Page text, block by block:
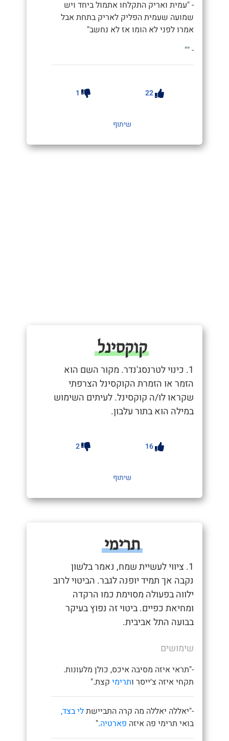
- "עמית ואריק התקלחו אתמול ביחד ויש
שמועה שעמית הפליק לאריק בתחת אבל
אמרו לפני לא הומו אז לא נחשב"
- ""
22
1
שיתוף
קוקסינל
1. כינוי לטרנסג'נדר. מקור השם הוא
הזמר או הזמרת הקוקסינל הצרפתי
שקראו לו/ה קוקסינל. לעיתים השימוש
במילה הוא בתור עלבון.
16
2
שיתוף
תרימי
1. ציווי לעשיית שמח, נאמר בלשון
נקבה אך תמיד יופנה לגבר. הביטוי לרוב
ילווה בפעולה מסוימת כמו הרקדה
ומחיאת כפיים. ביטוי זה נפוץ בעיקר
בבועה התל אביבית.
שימושים
-"תראי איזה מסיבה איכס, כולן מלעונות.
תקחי איזה צ׳ייסר ותרימי קצת."
-"יאללה יאללה מה קרה התביישתלי בצד,
בואי תרימי פה איזה פארטיה."